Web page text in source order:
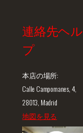
クイックビュー
連絡先ヘル
プ
本店の場所:
Calle Campomanes, 4,
28013, Madrid
地図を見る